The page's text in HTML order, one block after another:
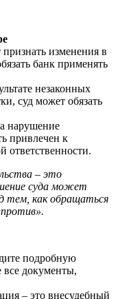
изменения в
банк применять
незаконных
суд может обязать
нарушение
привлечен к
ответственности.
– это
суда может
тем, как обращаться
подробную
все документы,
– это внесудебный